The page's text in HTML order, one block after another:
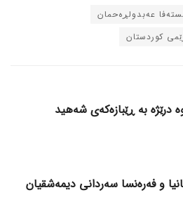
عەبدولڕەحمان
کوردستان
درێژە بە ڕێبازەکەی شەهید
و فەرەنسا سەردانی دیمەشقیان